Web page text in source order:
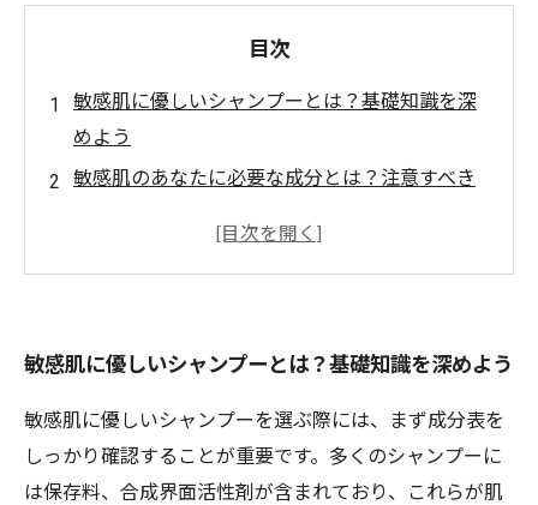
目次
敏感肌に優しいシャンプーとは？基礎知識を深
めよう
敏感肌のあなたに必要な成分とは？注意すべき
自分にぴったりのシャンプーを見つける方法
敏感肌に適したおすすめシャンプーランキング
敏感肌の悩みを解消！美容師のアドバイスを活
かそう
敏感肌に優しいシャンプーとは？基礎知識を深めよう
敏感肌に優しいシャンプーを選ぶ際には、まず成分表を
しっかり確認することが重要です。多くのシャンプーに
は保存料、合成界面活性剤が含まれており、これらが肌